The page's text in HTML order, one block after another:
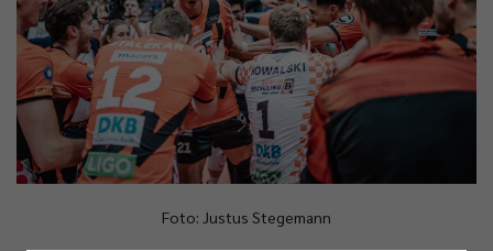
Foto: Justus Stegemann